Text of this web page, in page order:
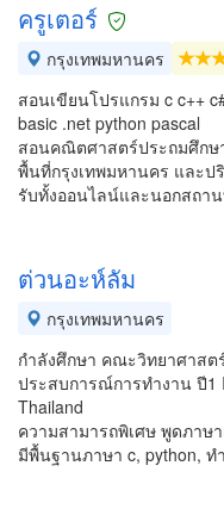
ครูเตอร์
กรุงเทพมหานคร
สอนเขียนโปรแกรม c c++
basic .net python pascal
สอนคณิตศาสตร์ประถมศึกษ
พื้นที่กรุงเทพมหานคร และ
รับทั้งออนไลน์และนอกสถา
ต่วนอะห์ลัม
กรุงเทพมหานคร
กำลังศึกษา คณะวิทยาศาสต
ประสบการณ์การทำงาน ปี1
Thailand
ความสามารถพิเศษ พูดภาษ
มีพื้นฐานภาษา c, python, ท